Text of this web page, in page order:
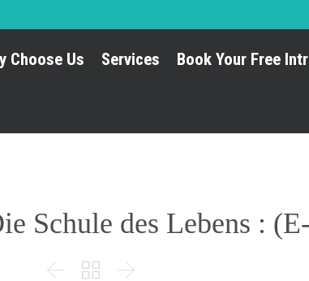
Choose Us Services Book Your Free
Schule des Lebens :
  